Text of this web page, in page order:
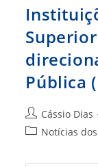
Pública
Autor
do
Cássio Dias
Categoria
post:
Notícias